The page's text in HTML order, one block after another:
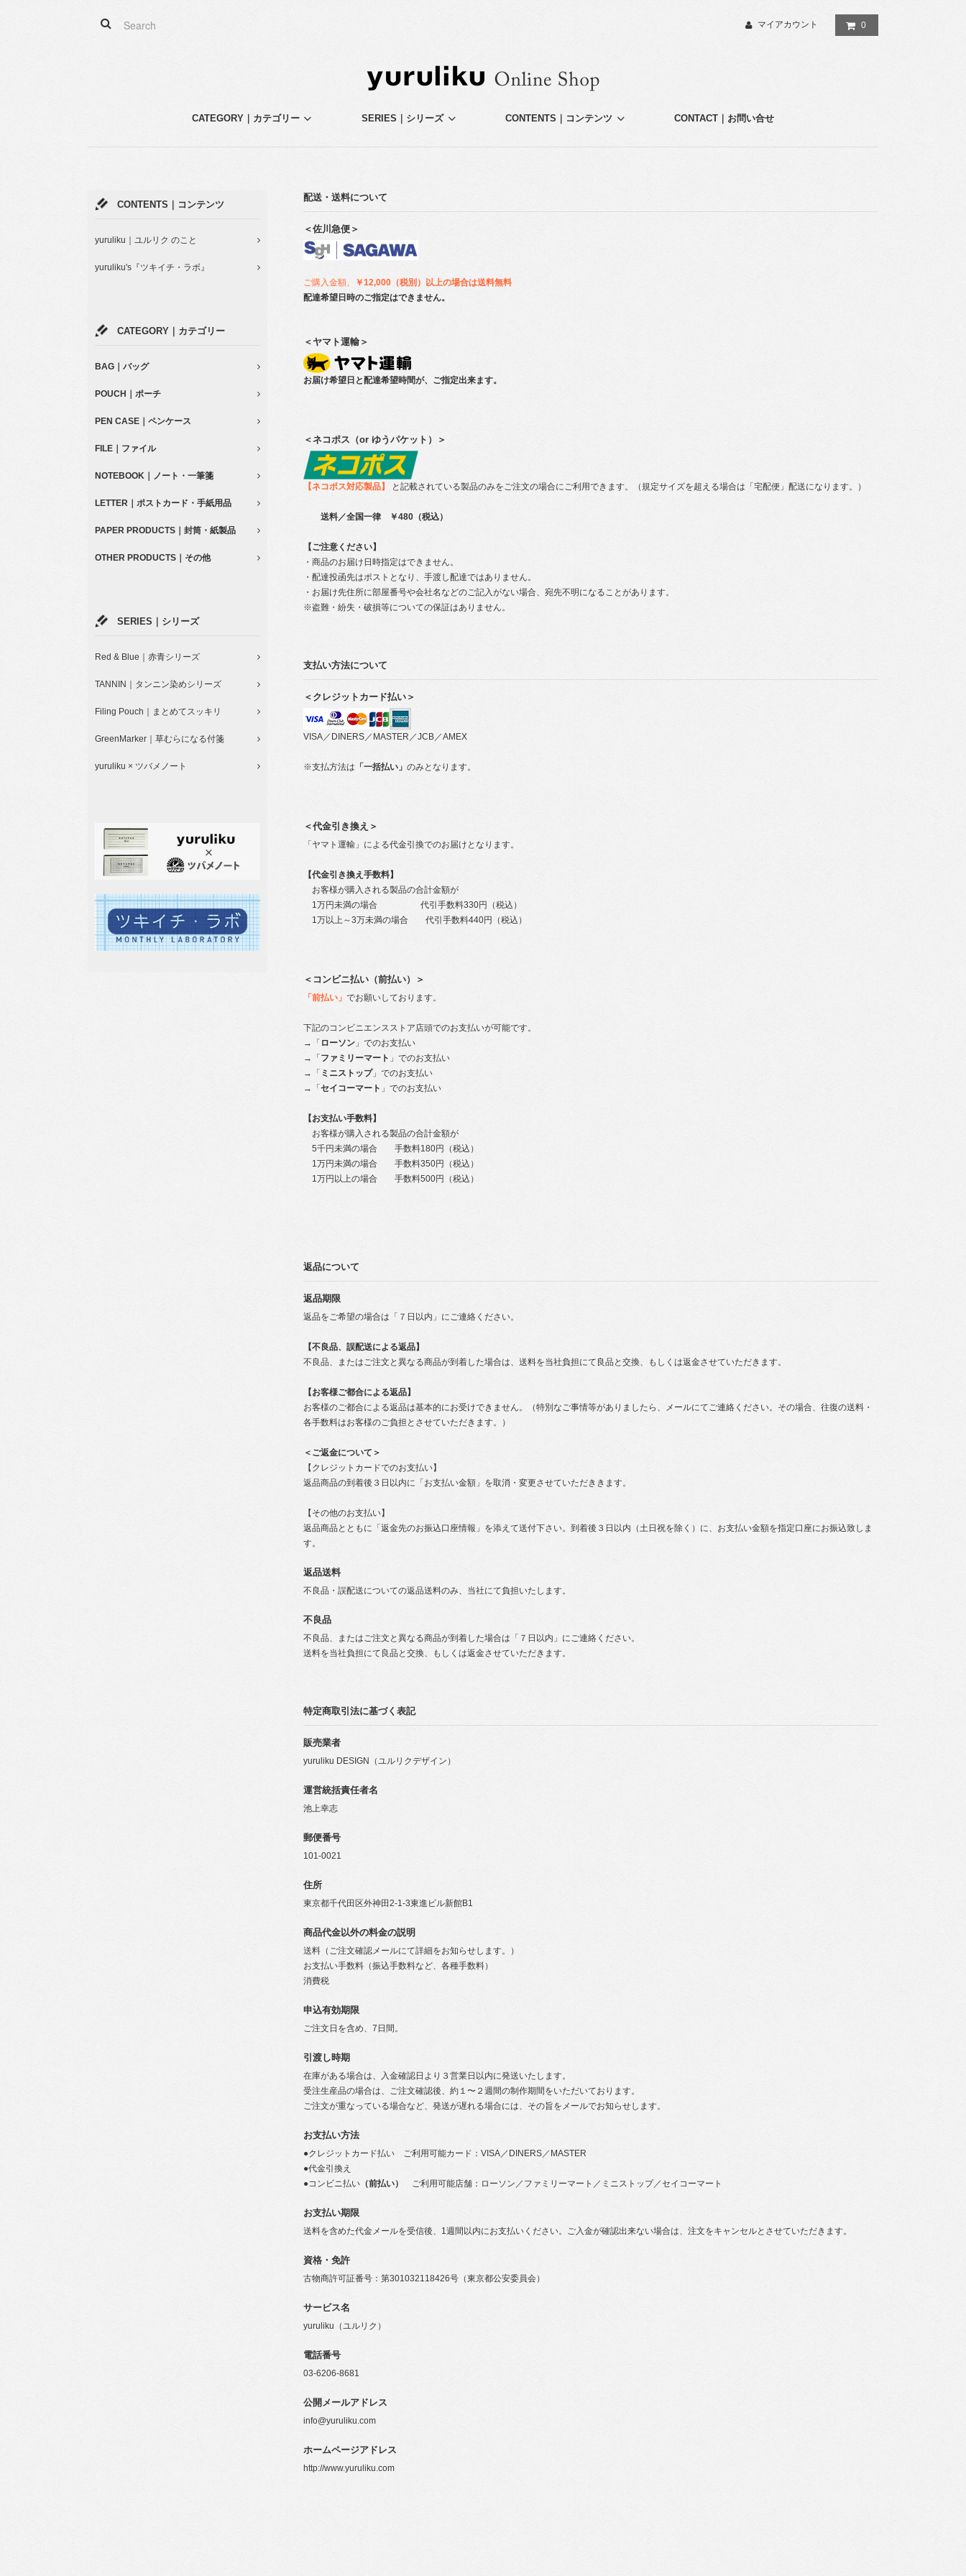
マイアカウント 0
CATEGORY｜カテゴリー SERIES｜シリーズ CONTENTS｜コンテンツ CONTACT｜お問い合せ
CONTENTS｜コンテンツ
yuruliku｜ユルリク のこと
yuruliku's『ツキイチ・ラボ』
CATEGORY｜カテゴリー
BAG｜バッグ
POUCH｜ポーチ
PEN CASE｜ペンケース
FILE｜ファイル
NOTEBOOK｜ノート・一筆箋
LETTER｜ポストカード・手紙用品
PAPER PRODUCTS｜封筒・紙製品
OTHER PRODUCTS｜その他
SERIES｜シリーズ
Red & Blue｜赤青シリーズ
TANNIN｜タンニン染めシリーズ
Filing Pouch｜まとめてスッキリ
GreenMarker｜草むらになる付箋
yuruliku × ツバメノート
配送・送料について
＜佐川急便＞
ご購入金額、
￥12,000（税別）以上の場合は送料無料
配達希望日時のご指定はできません。
＜ヤマト運輸＞
お届け希望日と配達希望時間が、ご指定出来ます。
＜ネコポス（or ゆうパケット）＞
【ネコポス対応製品】 と記載されている製品のみをご注文の場合にご利用できます。（規定サイズを超える場合は「宅配便」配送になります。）
送料／全国一律 ￥480（税込）
【ご注意ください】
・商品のお届け日時指定はできません。
・配達投函先はポストとなり、手渡し配達ではありません。
・お届け先住所に部屋番号や会社名などのご記入がない場合、宛先不明になることがあります。
※盗難・紛失・破損等についての保証はありません。
支払い方法について
＜クレジットカード払い＞
VISA／DINERS／MASTER／JCB／AMEX
※支払方法は 「一括払い」 のみとなります。
＜代金引き換え＞
「ヤマト運輸」による代金引換でのお届けとなります。
【代金引き換え手数料】
お客様が購入される製品の合計金額が
1万円未満の場合 代引手数料330円（税込）
1万以上～3万未満の場合 代引手数料440円（税込）
＜コンビニ払い（前払い）＞
「前払い」 でお願いしております。
下記のコンビニエンスストア店頭でのお支払いが可能です。
→「 ローソン 」でのお支払い
→「 ファミリーマート 」でのお支払い
→「 ミニストップ」でのお支払い
→「 セイコーマート 」でのお支払い
【お支払い手数料】
お客様が購入される製品の合計金額が
5千円未満の場合 手数料180円（税込）
1万円未満の場合 手数料350円（税込）
1万円以上の場合 手数料500円（税込）
返品について
返品期限
返品をご希望の場合は「７日以内」にご連絡ください。
【不良品、誤配送による返品】
不良品、またはご注文と異なる商品が到着した場合は、送料を当社負担にて良品と交換、もしくは返金させていただきます。
【お客様ご都合による返品】
お客様のご都合による返品は基本的にお受けできません。（特別なご事情等がありましたら、メールにてご連絡ください。その場合、往復の送料・
各手数料はお客様のご負担とさせていただきます。）
＜ご返金について＞
【クレジットカードでのお支払い】
返品商品の到着後３日以内に「お支払い金額」を取消・変更させていただききます。
【その他のお支払い】
返品商品とともに「返金先のお振込口座情報」を添えて送付下さい。到着後３日以内（土日祝を除く）に、お支払い金額を指定口座にお振込致しま
す。
返品送料
不良品・誤配送についての返品送料のみ、当社にて負担いたします。
不良品
不良品、またはご注文と異なる商品が到着した場合は「７日以内」にご連絡ください。
送料を当社負担にて良品と交換、もしくは返金させていただきます。
特定商取引法に基づく表記
販売業者
yuruliku DESIGN（ユルリクデザイン）
運営統括責任者名
池上幸志
郵便番号
101-0021
住所
東京都千代田区外神田2-1-3東進ビル新館B1
商品代金以外の料金の説明
送料（ご注文確認メールにて詳細をお知らせします。）
お支払い手数料（振込手数料など、各種手数料）
消費税
申込有効期限
ご注文日を含め、7日間。
引渡し時期
在庫がある場合は、入金確認日より３営業日以内に発送いたします。
受注生産品の場合は、ご注文確認後、約１〜２週間の制作期間をいただいております。
ご注文が重なっている場合など、発送が遅れる場合には、その旨をメールでお知らせします。
お支払い方法
●クレジットカード払い ご利用可能カード：VISA／DINERS／MASTER
●代金引換え
●コンビニ払い （前払い） ご利用可能店舗：ローソン／ファミリーマート／ミニストップ／セイコーマート
お支払い期限
送料を含めた代金メールを受信後、1週間以内にお支払いください。ご入金が確認出来ない場合は、注文をキャンセルとさせていただきます。
資格・免許
古物商許可証番号：第301032118426号（東京都公安委員会）
サービス名
yuruliku（ユルリク）
電話番号
03-6206-8681
公開メールアドレス
info@yuruliku.com
ホームページアドレス
http://www.yuruliku.com